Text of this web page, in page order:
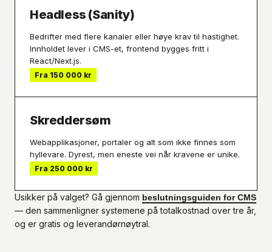
Headless (Sanity)
Bedrifter med flere kanaler eller høye krav til hastighet.
Innholdet lever i CMS-et, frontend bygges fritt i
React/Next.js.
Fra 150 000 kr
Skreddersøm
Webapplikasjoner, portaler og alt som ikke finnes som
hyllevare. Dyrest, men eneste vei når kravene er unike.
Fra 250 000 kr
Usikker på valget? Gå gjennom beslutningsguiden for CMS
— den sammenligner systemene på totalkostnad over tre år,
og er gratis og leverandørnøytral.